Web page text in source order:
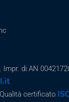
Impr. di AN
certificato